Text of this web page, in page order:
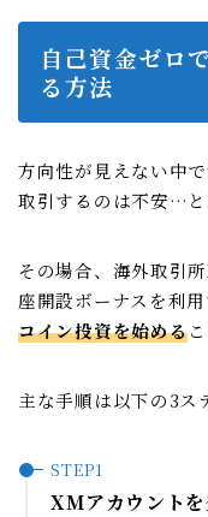
自己資金ゼロ
る方法
方向性が見えない中
取引するのは不安…と
その場合、海外取引
座開設ボーナスを利
コイン投資を始める
主な手順は以下の3ス
XMアカウント